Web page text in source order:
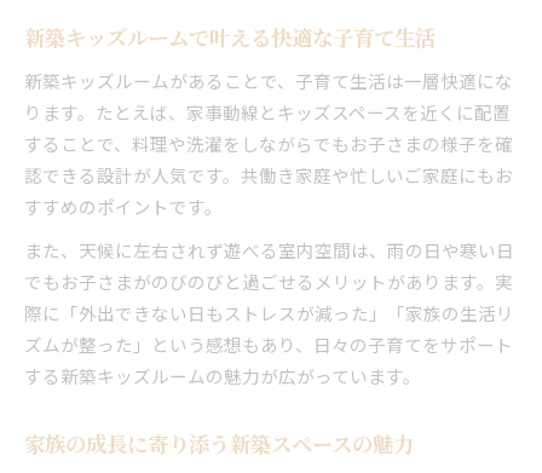
新築ならではの明るい子育て環境を実現
新築で始める快適な子育てライフのすすめ
新築キッズルームで叶える快適な子育て生活
新築キッズルームがあることで、子育て生活は一層快適にな
ります。たとえば、家事動線とキッズスペースを近くに配置
することで、料理や洗濯をしながらでもお子さまの様子を確
認できる設計が人気です。共働き家庭や忙しいご家庭にもお
すすめのポイントです。
また、天候に左右されず遊べる室内空間は、雨の日や寒い日
でもお子さまがのびのびと過ごせるメリットがあります。実
際に「外出できない日もストレスが減った」「家族の生活リ
ズムが整った」という感想もあり、日々の子育てをサポート
する新築キッズルームの魅力が広がっています。
家族の成長に寄り添う新築スペースの魅力